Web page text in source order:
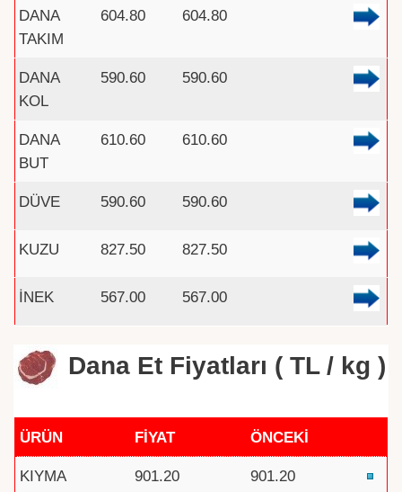
DANA
TAKIM
604.80 604.80
DANA
KOL
590.60 590.60
DANA
BUT
610.60 610.60
DÜVE 590.60 590.60
KUZU 827.50 827.50
İNEK 567.00 567.00
Dana Et Fiyatları ( TL / kg )
ÜRÜN FİYAT ÖNCEKİ
KIYMA 901.20 901.20